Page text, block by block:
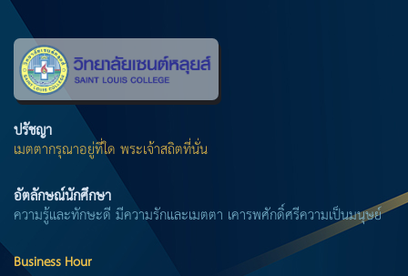
ปรัชญา
เมตตากรุณาอยู่ที่ใด พระเจ้าสถิตที่นั่น
อัตลักษณ์นักศึกษา
ความรู้และทักษะดี มีความรักและเมตตา เคารพศักดิ์ศรีความเป็นมนุษย์
Business Hour